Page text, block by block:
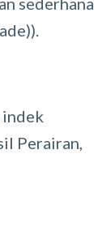
Perairan,